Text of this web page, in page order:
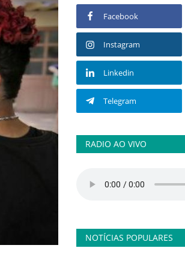
Facebook
Instagram
Linkedin
Telegram
RADIO AO VIVO
NOTÍCIAS POPULARES